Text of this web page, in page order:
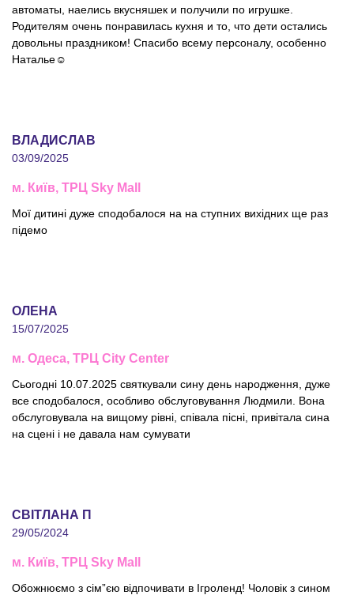
автоматы, наелись вкусняшек и получили по игрушке.
Родителям очень понравилась кухня и то, что дети остались
довольны праздником! Спасибо всему персоналу, особенно
Наталье☺️
ВЛАДИСЛАВ
03/09/2025
м. Київ, ТРЦ Sky Mall
Мої дитині дуже сподобалося на на ступних вихідних ще раз
підемо
ОЛЕНА
15/07/2025
м. Одеса, ТРЦ City Center
Сьогодні 10.07.2025 святкували сину день народження, дуже
все сподобалося, особливо обслуговування Людмили. Вона
обслуговувала на вищому рівні, співала пісні, привітала сина
на сцені і не давала нам сумувати
СВІТЛАНА П
29/05/2024
м. Київ, ТРЦ Sky Mall
Обожнюємо з сім”єю відпочивати в Ігроленд! Чоловік з сином